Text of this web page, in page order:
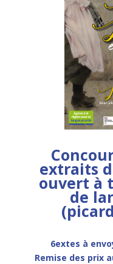
extraits
ouvert à
de
6extes à
Remise des prix